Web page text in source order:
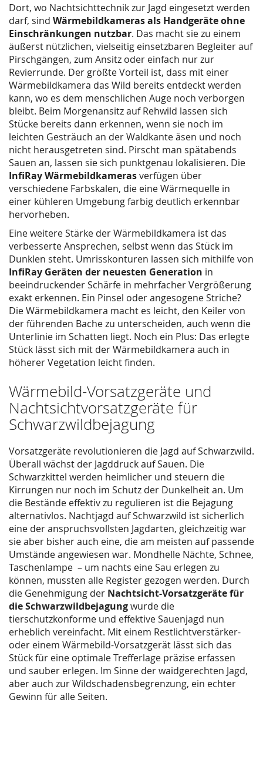
Dort, wo Nachtsichttechnik zur Jagd eingesetzt werden
darf, sind Wärmebildkameras als Handgeräte ohne
Einschränkungen nutzbar. Das macht sie zu einem
äußerst nützlichen, vielseitig einsetzbaren Begleiter auf
Pirschgängen, zum Ansitz oder einfach nur zur
Revierrunde. Der größte Vorteil ist, dass mit einer
Wärmebildkamera das Wild bereits entdeckt werden
kann, wo es dem menschlichen Auge noch verborgen
bleibt. Beim Morgenansitz auf Rehwild lassen sich
Stücke bereits dann erkennen, wenn sie noch im
leichten Gesträuch an der Waldkante äsen und noch
nicht herausgetreten sind. Pirscht man spätabends
Sauen an, lassen sie sich punktgenau lokalisieren. Die
InfiRay Wärmebildkamerasverfügen über
verschiedene Farbskalen, die eine Wärmequelle in
einer kühleren Umgebung farbig deutlich erkennbar
hervorheben.
Eine weitere Stärke der Wärmebildkamera ist das
verbesserte Ansprechen, selbst wenn das Stück im
Dunklen steht. Umrisskonturen lassen sich mithilfe von
InfiRay Geräten der neuesten Generation in
beeindruckender Schärfe in mehrfacher Vergrößerung
exakt erkennen. Ein Pinsel oder angesogene Striche?
Die Wärmebildkamera macht es leicht, den Keiler von
der führenden Bache zu unterscheiden, auch wenn die
Unterlinie im Schatten liegt. Noch ein Plus: Das erlegte
Stück lässt sich mit der Wärmebildkamera auch in
höherer Vegetation leicht finden.
Wärmebild-Vorsatzgeräte und
Nachtsichtvorsatzgeräte für
Schwarzwildbejagung
Vorsatzgeräte revolutionieren die Jagd auf Schwarzwild.
Überall wächst der Jagddruck auf Sauen. Die
Schwarzkittel werden heimlicher und steuern die
Kirrungen nur noch im Schutz der Dunkelheit an. Um
die Bestände effektiv zu regulieren ist die Bejagung
alternativlos. Nachtjagd auf Schwarzwild ist sicherlich
eine der anspruchsvollsten Jagdarten, gleichzeitig war
sie aber bisher auch eine, die am meisten auf passende
Umstände angewiesen war. Mondhelle Nächte, Schnee,
Taschenlampe – um nachts eine Sau erlegen zu
können, mussten alle Register gezogen werden. Durch
die Genehmigung der Nachtsicht-Vorsatzgeräte für
die Schwarzwildbejagungwurde die
tierschutzkonforme und effektive Sauenjagd nun
erheblich vereinfacht. Mit einem Restlichtverstärker-
oder einem Wärmebild-Vorsatzgerät lässt sich das
Stück für eine optimale Trefferlage präzise erfassen
und sauber erlegen. Im Sinne der waidgerechten Jagd,
aber auch zur Wildschadensbegrenzung, ein echter
Gewinn für alle Seiten.